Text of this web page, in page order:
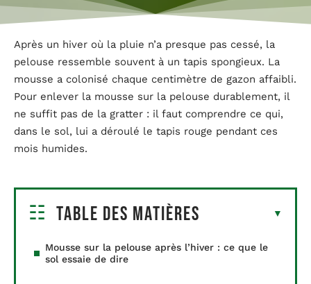
Après un hiver où la pluie n’a presque pas cessé, la
pelouse ressemble souvent à un tapis spongieux. La
mousse a colonisé chaque centimètre de gazon affaibli.
Pour enlever la mousse sur la pelouse durablement, il
ne suffit pas de la gratter : il faut comprendre ce qui,
dans le sol, lui a déroulé le tapis rouge pendant ces
mois humides.
Table des matières
Mousse sur la pelouse après l’hiver : ce que le
sol essaie de dire